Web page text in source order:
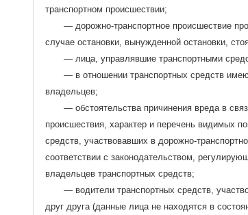
транспортном происшествии;
— дорожно-транспортное происшествие
случае остановки, вынужденной остановки,
— лица, управлявшие транспортными
— в отношении транспортных средств
владельцев;
— обстоятельства причинения вреда в
происшествия, характер и перечень видимых
средств, участвовавших в дорожно-
соответствии с законодательством,
владельцев транспортных средств;
— водители транспортных средств,
друг друга (данные лица не находятся в